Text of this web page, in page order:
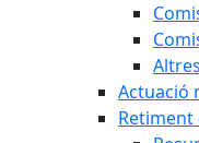
Actuació
Retiment